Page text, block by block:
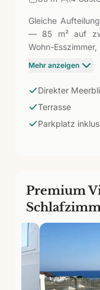
Gleiche
— 85 m² auf
Wohn-
den
Wohnanlage
Horizont allein
Mehr anzeigen
Direkter
Terrasse
Parkplatz
Premium